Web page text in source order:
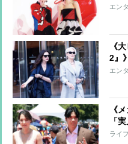
タ
エン
《
2』
サ
エン
《
「
ズら
ライフ